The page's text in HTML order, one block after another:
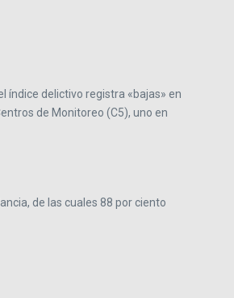
índice delictivo registra «bajas» en
de Monitoreo (C5), uno en
de las cuales 88 por ciento